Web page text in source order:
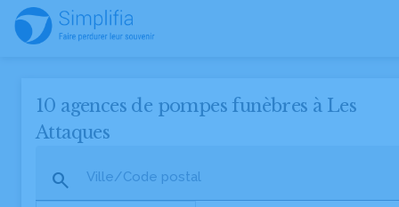
10 agences de pompes funèbres à Les
Attaques
Ville/Code postal